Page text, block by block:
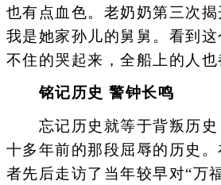
也有点血色。老奶奶第三次
我是她家孙儿的舅舅。看到
不住的哭起来，全船上的人
铭记历史 警钟长鸣
忘记历史就等于背叛历史
十多年前的那段屈辱的历史
者先后走访了当年较早对“万